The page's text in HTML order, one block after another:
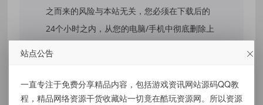
之而来的风险与本站无关，您必须在下载后的
24个小时之内，从您的电脑/手机中彻底删除上
致信E-mail： kuwanw@qq.com
站点公告
一直专注于免费分享精品内容，包括游戏资讯网站源码QQ教
程，精品网络资源干货收藏站一切竟在酷玩资源网。所以资源